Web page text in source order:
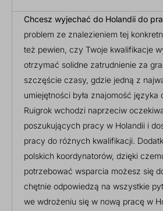
Chcesz wyjechać do Holandii do
problem ze znalezieniem tej
też pewien, czy Twoje kwalifikacje
otrzymać solidne zatrudnienie za
szczęście czasy, gdzie jedną z
umiejętności była znajomość języka
Ruigrok wchodzi naprzeciw
poszukujących pracy w Holandii i
pracy do różnych kwalifikacji.
polskich koordynatorów, dzięki
potrzebować wsparcia możesz się
chętnie odpowiedzą na wszystkie
we wdrożeniu się w nową pracę w